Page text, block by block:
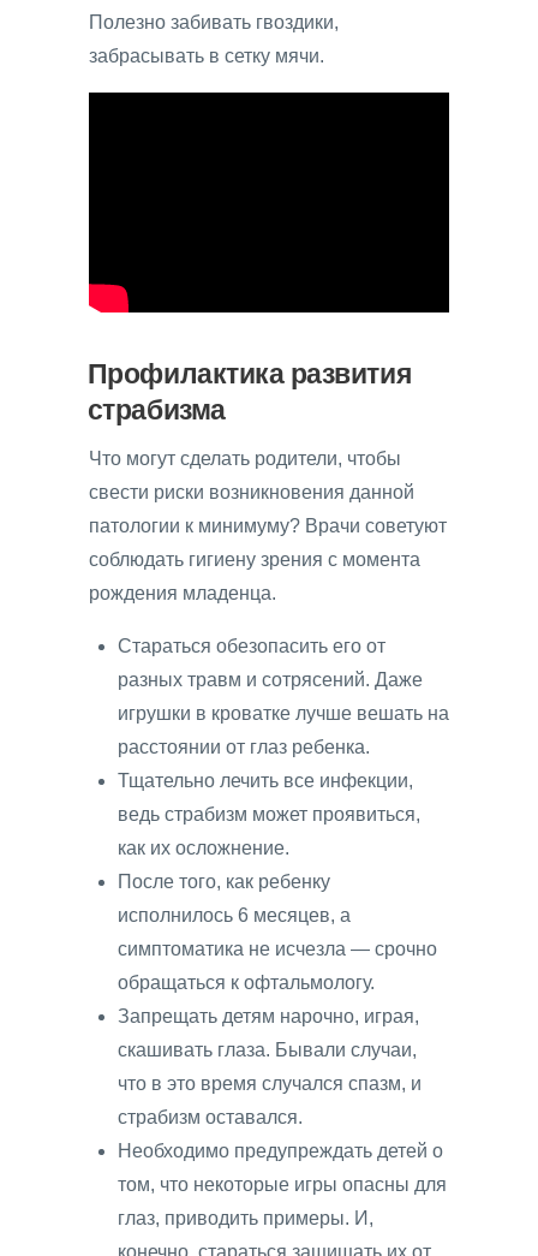
Полезно забивать гвоздики,
забрасывать в сетку мячи.
Профилактика развития
страбизма
Что могут сделать родители, чтобы
свести риски возникновения данной
патологии к минимуму? Врачи советуют
соблюдать гигиену зрения с момента
рождения младенца.
Стараться обезопасить его от
разных травм и сотрясений. Даже
игрушки в кроватке лучше вешать на
расстоянии от глаз ребенка.
Тщательно лечить все инфекции,
ведь страбизм может проявиться,
как их осложнение.
После того, как ребенку
исполнилось 6 месяцев, а
симптоматика не исчезла — срочно
обращаться к офтальмологу.
Запрещать детям нарочно, играя,
скашивать глаза. Бывали случаи,
что в это время случался спазм, и
страбизм оставался.
Необходимо предупреждать детей о
том, что некоторые игры опасны для
глаз, приводить примеры. И,
конечно, стараться защищать их от